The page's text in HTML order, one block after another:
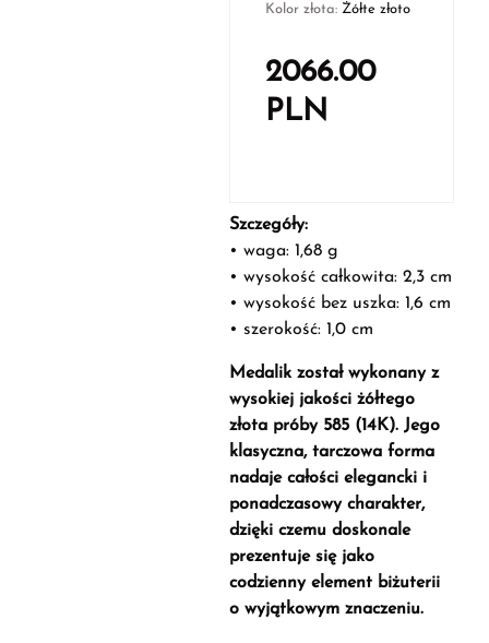
Kolor złota: Żółte złoto
2066.00
PLN
Szczegóły:
• waga: 1,68 g
• wysokość całkowita: 2,3 cm
• wysokość bez uszka: 1,6 cm
• szerokość: 1,0 cm
Medalik został wykonany z
wysokiej jakości żółtego
złota próby 585 (14K). Jego
klasyczna, tarczowa forma
nadaje całości elegancki i
ponadczasowy charakter,
dzięki czemu doskonale
prezentuje się jako
codzienny element biżuterii
o wyjątkowym znaczeniu.